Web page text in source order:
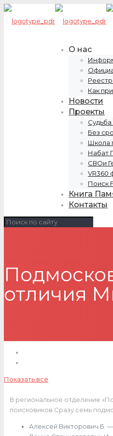
О нас
Как
Новости
Проекты
Судьба
Без
Школа
Набат
СВОи
VR360
Поиск
Книга
Контакты
отличия
Показать все
В региональное отделение
поисковиков.Сразу семь
Алексей Викторович Б.